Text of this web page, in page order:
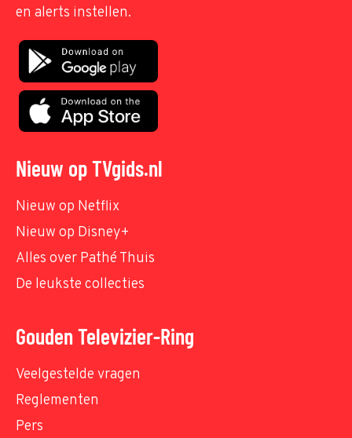
en alerts instellen.
Nieuw op TVgids.nl
Nieuw op Netflix
Nieuw op Disney+
Alles over Pathé Thuis
De leukste collecties
Gouden Televizier-Ring
Veelgestelde vragen
Reglementen
Pers